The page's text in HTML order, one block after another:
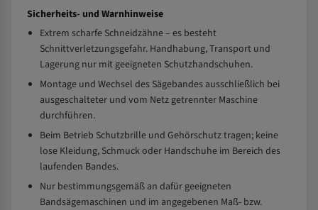
Sicherheits- und Warnhinweise
Extrem scharfe Schneidzähne – es besteht
Schnittverletzungsgefahr. Handhabung, Transport und
Lagerung nur mit geeigneten Schutzhandschuhen.
Montage und Wechsel des Sägebandes ausschließlich bei
ausgeschalteter und vom Netz getrennter Maschine
durchführen.
Beim Betrieb Schutzbrille und Gehörschutz tragen; keine
lose Kleidung, Schmuck oder Handschuhe im Bereich des
laufenden Bandes.
Nur bestimmungsgemäß an dafür geeigneten
Bandsägemaschinen und im angegebenen Maß- bzw.